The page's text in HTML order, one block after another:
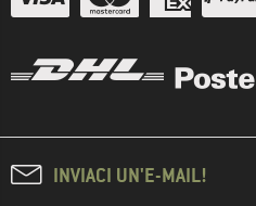
INVIACI UN'E-MAIL!